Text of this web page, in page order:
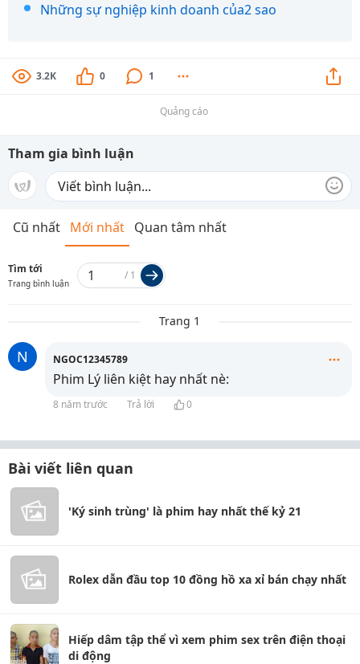
Những sự nghiệp kinh doanh của2 sao
3.2K 0 1
Quảng cáo
Tham gia bình luận
Cũ nhất Mới nhất Quan tâm nhất
Tìm tới
Trang bình luận
/ 1
Trang 1
N NGOC12345789
Phim Lý liên kiệt hay nhất nè:
8 năm trước Trả lời 0
Bài viết liên quan
'Ký sinh trùng' là phim hay nhất thế kỷ 21
Rolex dẫn đầu top 10 đồng hồ xa xỉ bán chạy nhất
Hiếp dâm tập thể vì xem phim sex trên điện thoại
di động